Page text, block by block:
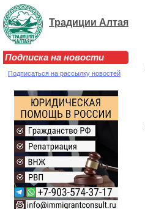
Традиции Алтая
Подписка на новости
Подписаться на рассылку новостей